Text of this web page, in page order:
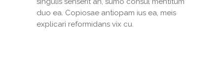
duo ea. Copiosae antiopam ius ea, meis
explicari reformidans vix cu.